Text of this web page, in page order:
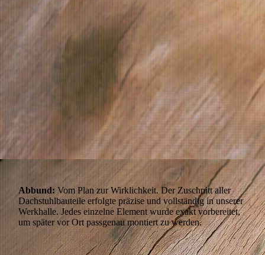
Abbund: Vom Plan zur Wirklichkeit. Der Zuschnitt aller
Dachstuhlbauteile erfolgte präzise und vollständig in unserer
Werkhalle. Jedes einzelne Element wurde exakt vorbereitet,
um später vor Ort passgenau montiert zu werden.